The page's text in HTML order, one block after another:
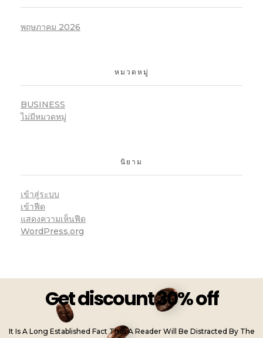
พฤษภาคม 2026
หมวดหมู่
BUSINESS
ไม่มีหมวดหมู่
นิยาม
เข้าสู่ระบบ
เข้าฟีด
แสดงความเห็นฟีด
WordPress.org
Get discount 30% off
It Is A Long Established Fact That A Reader Will Be Distracted By The